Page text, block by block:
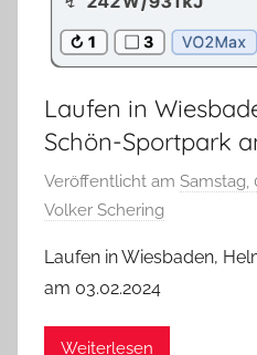
Laufen in
Schön-Sportpark
Veröffentlicht am Samstag,
Volker Schering
Laufen in Wiesbaden,
am 03.02.2024
Weiterlesen